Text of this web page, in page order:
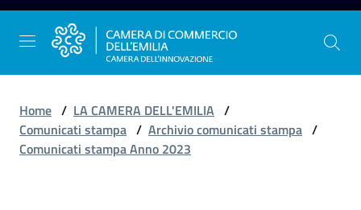
Vai al contenuto
Vai alla navigazione
Vai al footer
Home / LA CAMERA DELL'EMILIA /
Comunicati stampa / Archivio comunicati stampa /
Comunicati stampa Anno 2023